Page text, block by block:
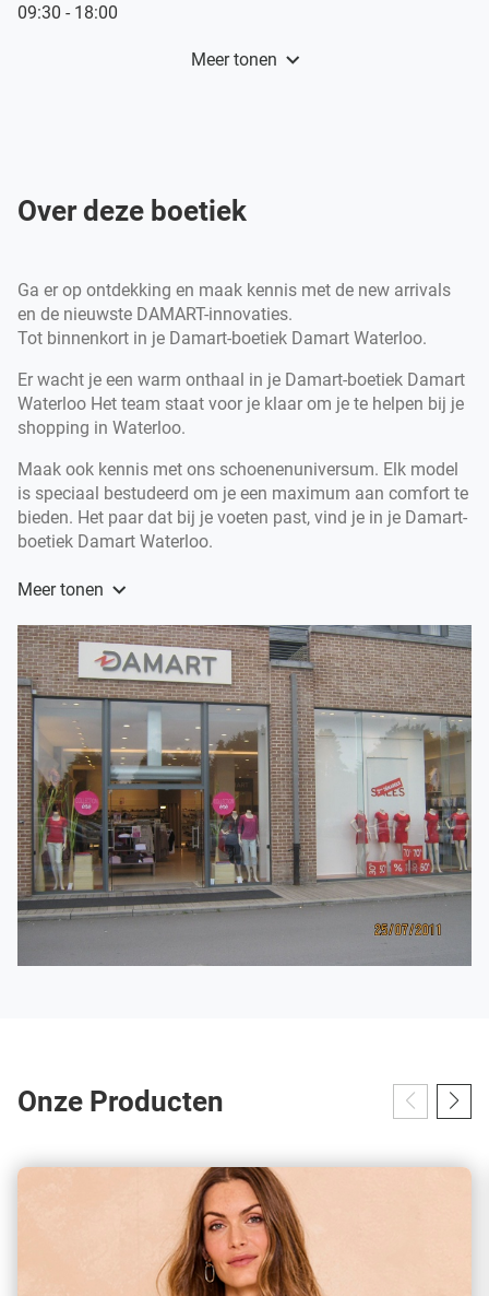
vandaag
09:30 - 18:00
Meer tonen
en
Over deze boetiek
Welkom in de Damart-boetiek Damart Waterloo, je boetiek
voor modekleding en onderkleding in Waterloo.
Al meer dan 60 jaar is DAMART hét topmerk in toffe
onderkleding voor dames, heren en kinderen.
DAMART biedt je een volledig gamma onderkleding voor
de ganse familie aan, met uiteraard het alom gekende
Thermolactyl gebracht in tal van innovaties.
Maak ook kennis met ons schoenenuniversum. Elk model
is speciaal bestudeerd om je een maximum aan comfort te
bieden. Het paar dat bij je voeten past, vind je in je Damart-
boetiek Damart Waterloo.
Er wacht je een warm onthaal in je Damart-boetiek Damart
Waterloo Het team staat voor je klaar om je te helpen bij je
shopping in Waterloo.
Ga er op ontdekking en maak kennis met de new arrivals
en de nieuwste DAMART-innovaties.
Tot binnenkort in je Damart-boetiek Damart Waterloo.
Meer tonen
Onze Producten